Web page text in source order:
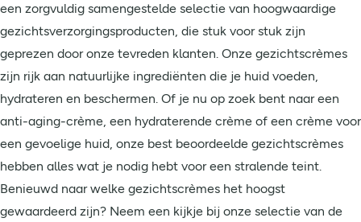
een zorgvuldig samengestelde selectie van hoogwaardige
gezichtsverzorgingsproducten, die stuk voor stuk zijn
geprezen door onze tevreden klanten. Onze gezichtscrèmes
zijn rijk aan natuurlijke ingrediënten die je huid voeden,
hydrateren en beschermen. Of je nu op zoek bent naar een
anti-aging-crème, een hydraterende crème of een crème voor
een gevoelige huid, onze best beoordeelde gezichtscrèmes
hebben alles wat je nodig hebt voor een stralende teint.
Benieuwd naar welke gezichtscrèmes het hoogst
gewaardeerd zijn? Neem een kijkje bij onze selectie van de